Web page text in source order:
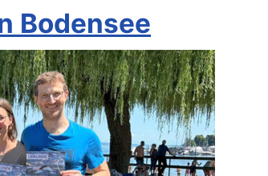
Bodensee